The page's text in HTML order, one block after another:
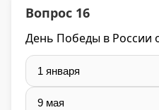
Вопрос 16
День Победы в России
1 января
9 мая